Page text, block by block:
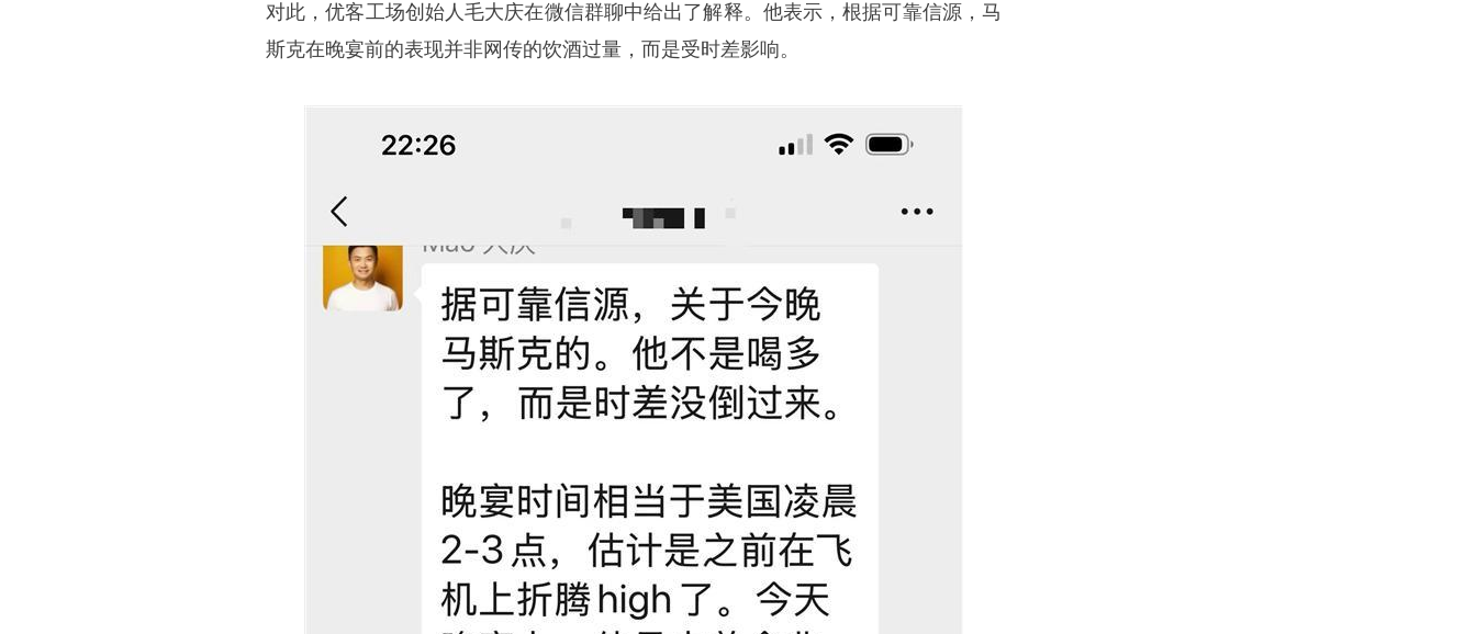
对此，优客工场创始人毛大庆在微信群聊中给出了解释。他表示，根据可靠信源，马
斯克在晚宴前的表现并非网传的饮酒过量，而是受时差影响。